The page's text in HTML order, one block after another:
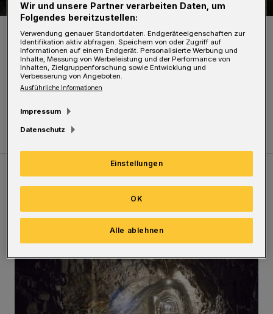
Foto: Stefan Seitz
Meistgelesen Neueste Artikel Zum Thema
Tief hinein in die Wuppertaler Unterwelt
Wir und unsere Partner verarbeiten Daten, um
Folgendes bereitzustellen:
Verwendung genauer Standortdaten. Endgeräteeigenschaften zur
Identifikation aktiv abfragen. Speichern von oder Zugriff auf
Informationen auf einem Endgerät. Personalisierte Werbung und
Inhalte, Messung von Werbeleistung und der Performance von
Inhalten, Zielgruppenforschung sowie Entwicklung und
Verbesserung von Angeboten.
Ausführliche Informationen
Impressum
Datenschutz
Einstellungen
Alle ablehnen
OK